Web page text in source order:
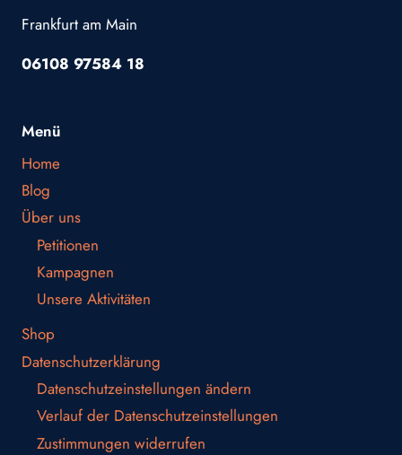
Frankfurt am Main
06108 97584 18
Menü
Home
Blog
Über uns
Petitionen
Kampagnen
Unsere Aktivitäten
Shop
Datenschutzerklärung
Datenschutzeinstellungen ändern
Verlauf der Datenschutzeinstellungen
Zustimmungen widerrufen